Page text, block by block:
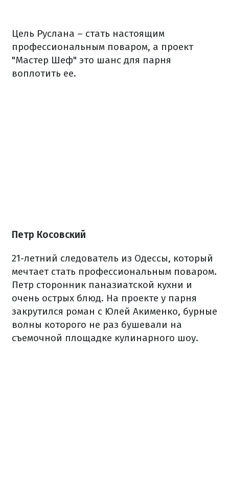
Цель Руслана – стать настоящим
профессиональным поваром, а проект
"Мастер Шеф" это шанс для парня
воплотить ее.
Петр Косовский
21-летний следователь из Одессы, который
мечтает стать профессиональным поваром.
Петр сторонник паназиатской кухни и
очень острых блюд. На проекте у парня
закрутился роман с Юлей Акименко, бурные
волны которого не раз бушевали на
съемочной площадке кулинарного шоу.